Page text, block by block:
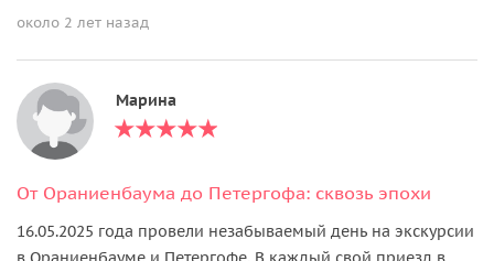
около 2 лет назад
Марина
От Ораниенбаума до Петергофа: сквозь эпохи
16.05.2025 года провели незабываемый день на экскурсии